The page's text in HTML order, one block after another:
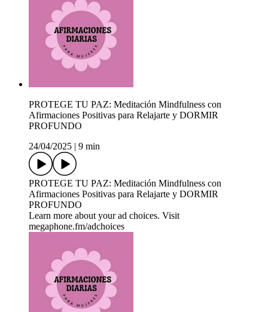
PROTEGE TU PAZ: Meditación Mindfulness con
Afirmaciones Positivas para Relajarte y DORMIR
PROFUNDO
24/04/2025
9 min
PROTEGE TU PAZ: Meditación Mindfulness con
Afirmaciones Positivas para Relajarte y DORMIR
PROFUNDO
Learn more about your ad choices. Visit
megaphone.fm/adchoices